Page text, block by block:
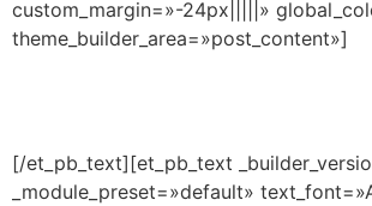
custom_margin=»-24px|||||»
theme_builder_area=»post_content»]
[/et_pb_text][et_pb_text
_module_preset=»default»